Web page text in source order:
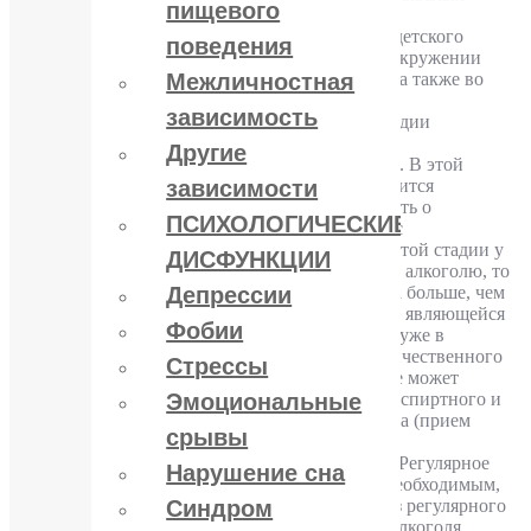
Психологи уверяют, что истоки юношеского и детского
алкоголизма необходимо искать в социальном окружении
молодых людей, в их семье, друзьях, знакомых, а также во
внутреннем мире зависимых подростков.
Клиническое определение алкоголизма. Три стадии
алкогольной зависимости
ПЕРВАЯ СТАДИЯ – психической зависимости. В этой
начальной стадии алкоголь для человека становится
постоянно необходимым средством, чтобы забыть о
неприятностях и невзгодах, облегчить контакт с
окружающими, эмоционально разгрузиться. В этой стадии у
человека понижается порог чувствительности к алкоголю, то
есть для опьянения ему требуется доза в 2-3 раза больше, чем
прежде. Постепенно исчезает рвотный рефлекс, являющейся
защитным механизмом организма. Алкоголизм уже в
начальной стадии характеризуется утратой количественного
контроля при приеме алкоголя, когда человек не может
остановиться после приема определенной дозы спиртного и
начинает пить дальше; изменение форм пьянства (прием
алкоголя в течение нескольких дней подряд).
ВТОРАЯ СТАДИЯ – физической зависимости. Регулярное
поступление алкоголя в организм становится необходимым,
человек не способен нормально действовать без регулярного
его поступления. Переносимость высоких доз алкоголя
пищевого
поведения
Межличностная
зависимость
Другие
зависимости
ПСИХОЛОГИЧЕСКИЕ
ДИСФУНКЦИИ
Депрессии
Фобии
Стрессы
Эмоциональные
срывы
Нарушение сна
Синдром